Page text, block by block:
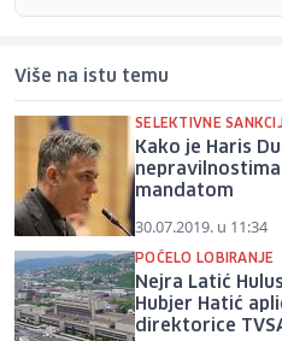
Više na istu temu
SELEKTIVNE
Kako je Haris
nepravilnostima
mandatom
30.07.2019. u 11:34
POČELO LOBIRANJE
Nejra Latić
Hubjer Hatić
direktorice